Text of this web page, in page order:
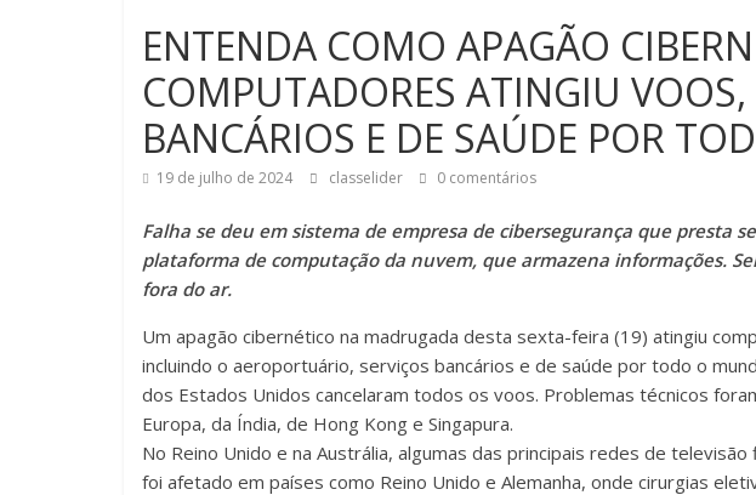
ENTENDA COMO APAGÃO
COMPUTADORES ATINGIU VOOS,
BANCÁRIOS E DE SAÚDE POR
19 de julho de 2024 classelider 0 comentários
Falha se deu em sistema de empresa de cibersegurança que presta
plataforma de computação da nuvem, que armazena informações.
fora do ar.
Um apagão cibernético na madrugada desta sexta-feira (19) atingiu
incluindo o aeroportuário, serviços bancários e de saúde por todo o
dos Estados Unidos cancelaram todos os voos. Problemas técnicos
Europa, da Índia, de Hong Kong e Singapura.
No Reino Unido e na Austrália, algumas das principais redes de
foi afetado em países como Reino Unido e Alemanha, onde cirurgias